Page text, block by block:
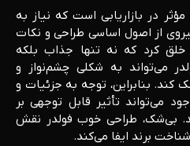
مؤثر در بازاریابی است که نیاز به
از اصول اساسی طراحی و نکات
خلق کرد که نه تنها جذاب بلکه
می‌تواند به شکلی چشم‌نواز و
کند. بنابراین، توجه به جزئیات و
می‌تواند تأثیر قابل توجهی بر
بی‌شک، طراحی خوب فولدر نقش
برند ایفا می‌کند.